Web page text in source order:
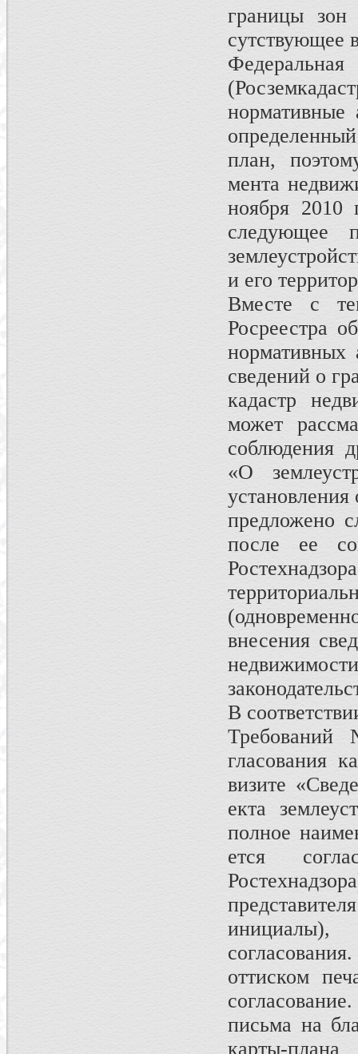
границы
сутствующее
нормативные
план,
мента
ноября
следующее
и его
Вместе с
Росреестра
нор­мативных
сведений о
кадастр
может
соблюдения
«О
предложено
после ее
внесения
В
гласования
визите
екта
полное
ется
оттиском
письма на
карты-